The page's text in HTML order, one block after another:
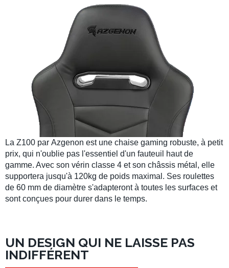
La Z100 par Azgenon est une chaise gaming robuste, à petit
prix, qui n'oublie pas l'essentiel d'un fauteuil haut de
gamme. Avec son vérin classe 4 et son châssis métal , elle
supportera jusqu'à 120kg de poids maximal. Ses roulettes
de 60 mm de diamètre s'adapteront à toutes les surfaces et
sont conçues pour durer dans le temps.
UN DESIGN QUI NE LAISSE PAS
INDIFFÉRENT